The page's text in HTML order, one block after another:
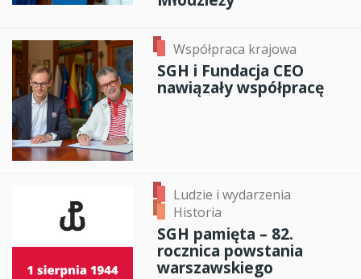
Współpraca krajowa
SGH i Fundacja CEO
nawiązały współpracę
Ludzie i wydarzenia
Historia
SGH pamięta – 82.
rocznica powstania
warszawskiego